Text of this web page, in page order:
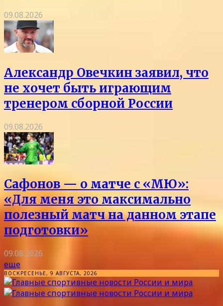
09.08.2026
Александр Овечкин заявил, что
не хочет быть играющим
тренером сборной России
09.08.2026
Сафонов — о матче с «МЮ»:
«Для меня это максимально
полезный матч на данном этапе
подготовки»
09.08.2026
еще
ВОСКРЕСЕНЬЕ, 9 АВГУСТА, 2026